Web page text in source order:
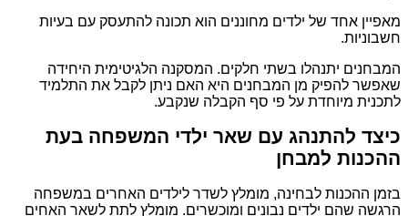
מאפיין אחד של ילדים מחוננים הוא תכונה להתעסק עם בעיות
חשבוניות.
המבחנים יתנהלו בשתי חלקים. המסקנה הלגיטימית היחידה
שאפשר להפיק מן המבחנים היא האם ניתן לקבל את התלמיד
לתכנית מיוחדת על פי סף הקבלה שנקבע.
כיצד להתנהג עם שאר ילדי המשפחה בעת
ההכנות למבחן
בזמן ההכנות לבחינה, מומלץ לשדר לילדים האחרים במשפחה
הרגשה שהם ילדים נבונים ומוכשרים. מומלץ לתת לשאר האחים